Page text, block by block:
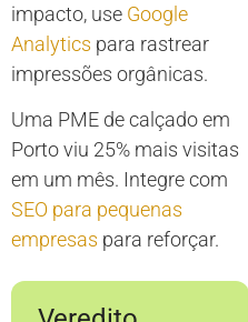
impacto, use Google
Analytics para rastrear
impressões orgânicas.
Uma PME de calçado em
Porto viu 25% mais visitas
em um mês. Integre com
SEO para pequenas
empresas para reforçar.